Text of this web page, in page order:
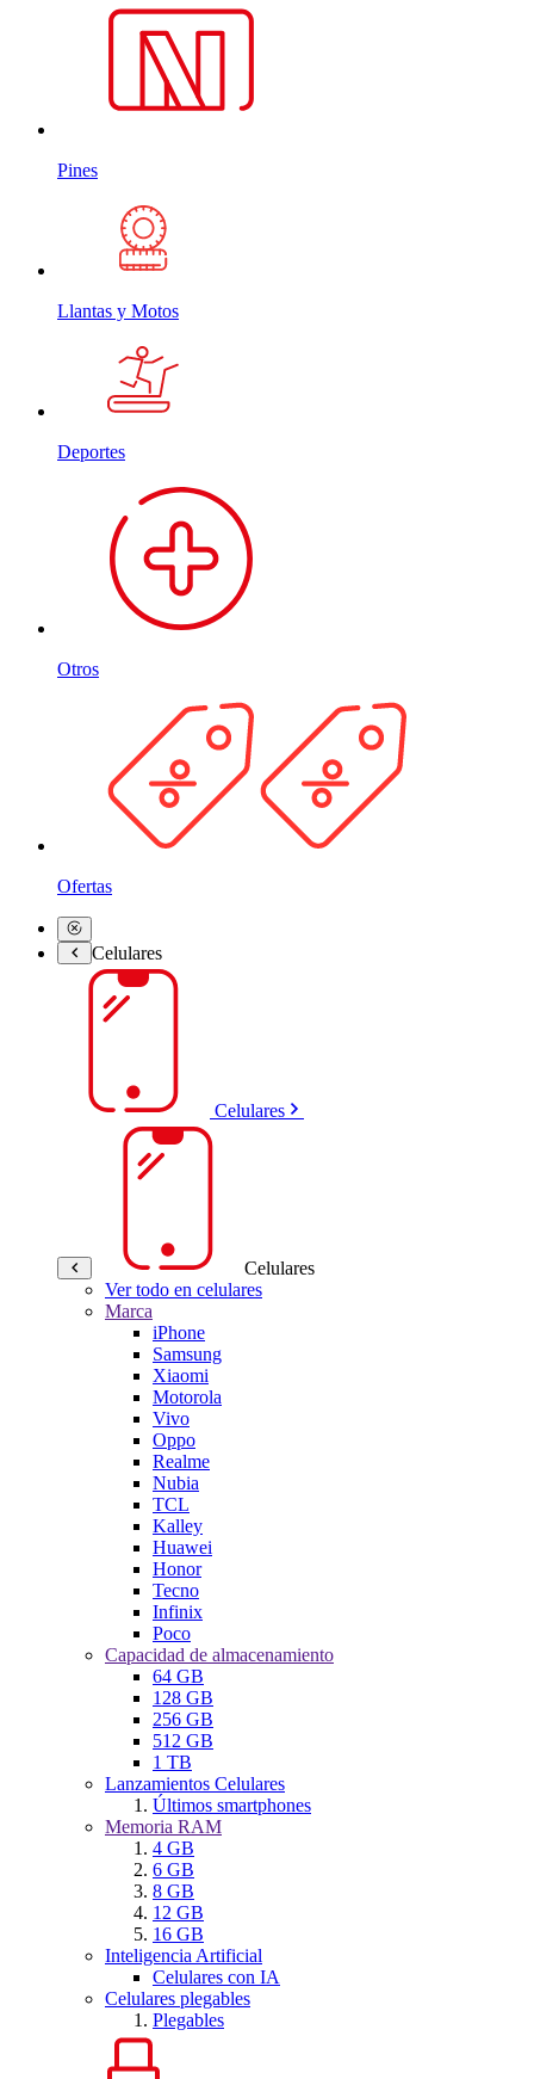
Pines
Llantas y Motos
Deportes
Otros
Ofertas
Celulares
Celulares
Celulares
Ver todo en celulares
Marca
iPhone
Samsung
Xiaomi
Motorola
Vivo
Oppo
Realme
Nubia
TCL
Kalley
Huawei
Honor
Tecno
Infinix
Poco
Capacidad de almacenamiento
64 GB
128 GB
256 GB
512 GB
1 TB
Lanzamientos Celulares
Últimos smartphones
Memoria RAM
4 GB
6 GB
8 GB
12 GB
16 GB
Inteligencia Artificial
Celulares con IA
Celulares plegables
Plegables